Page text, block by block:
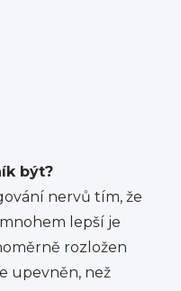
být?
nervů tím, že
lepší je
rozložen
upevněn, než